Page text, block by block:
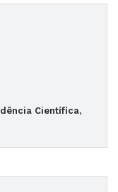
Científica,